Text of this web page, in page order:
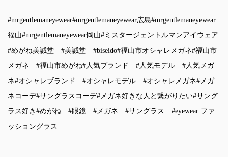
#mrgentlemaneyewear#mrgentlemaneyewear広島#mrgentlemaneyewear
福山#mrgentlemaneyewear岡山#ミスタージェントルマンアイウェア
#めがね美誠堂
#美誠堂 #biseido#福山市オシャレメガネ#福山市
メガネ
#福山市めがね#人気ブランド #人気モデル
#人気メガ
ネ#オシャレブランド #オシャレモデル #オシャレメガネ#メガ
ネコーデ#サングラスコーデ#メガネ好きな人と繋がりたい#サング
ラス好き #めがね #眼鏡 #メガネ #サングラス #eyewear ファ
ッショングラス